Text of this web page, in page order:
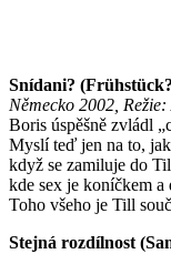
Snídani?
Německo 2002,
Boris úspěšně zvládl
Myslí teď jen na to,
když se zamiluje do
kde sex je koníčkem
Toho všeho je Till
Stejná rozdílnost